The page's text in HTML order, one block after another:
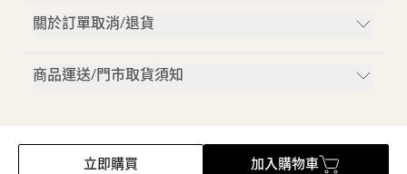
關於訂單取消/退貨
商品運送/門市取貨須知
立即購買 加入購物車